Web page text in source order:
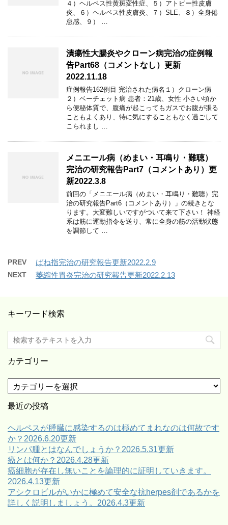
４）ヘルペス性黄斑変性症、５）アトピー性皮膚
炎、６）ヘルペス性皮膚炎、７）SLE、８）全身倦
怠感、９） …
潰瘍性大腸炎やクローン病完治の症例報
告Part68（コメントなし）更新
2022.11.18
症例報告162例目 完治された病名１）クローン病
２）ベーチェット病 患者：21歳、女性 小さい頃か
ら便秘体質で、腹痛が起こってもガスでお腹が張る
こともよくあり、特に気にすることもなく過ごして
こられまし …
メニエール病（めまい・耳鳴り・難聴）
完治の研究報告Part7（コメントあり）更
新2022.3.8
前回の「メニエール病（めまい・耳鳴り・難聴）完
治の研究報告Part6（コメントあり）」の続きとな
ります。大変難しいですがついて来て下さい！ 神経
系は筋に運動指令を送り、常に全身の筋の活動状態
を調節して …
PREV ばね指完治の研究報告更新2022.2.9
NEXT 萎縮性胃炎完治の研究報告更新2022.2.13
キーワード検索
カテゴリー
テ
ゴ
ー
最近の投稿
ヘルペスが膵臓に感染するのは極めてまれなのは何故です
か？2026.6.20更新
リンパ腫とはなんでしょうか？2026.5.31更新
癌とは何か？2026.4.28更新
癌細胞が存在し無いことを論理的に証明していきます。
2026.4.13更新
アシクロビルがいかに極めて安全な抗herpes剤であるかを
詳しく説明しましょう。2026.4.3更新